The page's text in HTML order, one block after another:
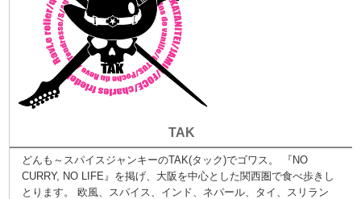
TAK
どんも～スパイスジャンキーのTAK(タック)でゴワス。 『NO
CURRY, NO LIFE』を掲げ、大阪を中心とした関西圏で食べ歩きし
とります。 欧風、スパイス、インド、ネパール、タイ、スリラン